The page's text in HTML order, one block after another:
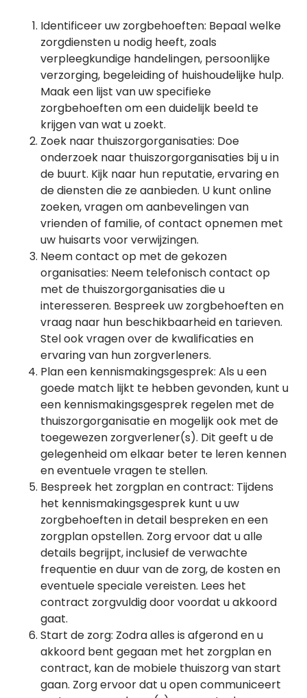
Identificeer uw zorgbehoeften: Bepaal welke
zorgdiensten u nodig heeft, zoals
verpleegkundige handelingen, persoonlijke
verzorging, begeleiding of huishoudelijke hulp.
Maak een lijst van uw specifieke
zorgbehoeften om een duidelijk beeld te
krijgen van wat u zoekt.
Zoek naar thuiszorgorganisaties: Doe
onderzoek naar thuiszorgorganisaties bij u in
de buurt. Kijk naar hun reputatie, ervaring en
de diensten die ze aanbieden. U kunt online
zoeken, vragen om aanbevelingen van
vrienden of familie, of contact opnemen met
uw huisarts voor verwijzingen.
Neem contact op met de gekozen
organisaties: Neem telefonisch contact op
met de thuiszorgorganisaties die u
interesseren. Bespreek uw zorgbehoeften en
vraag naar hun beschikbaarheid en tarieven.
Stel ook vragen over de kwalificaties en
ervaring van hun zorgverleners.
Plan een kennismakingsgesprek: Als u een
goede match lijkt te hebben gevonden, kunt u
een kennismakingsgesprek regelen met de
thuiszorgorganisatie en mogelijk ook met de
toegewezen zorgverlener(s). Dit geeft u de
gelegenheid om elkaar beter te leren kennen
en eventuele vragen te stellen.
Bespreek het zorgplan en contract: Tijdens
het kennismakingsgesprek kunt u uw
zorgbehoeften in detail bespreken en een
zorgplan opstellen. Zorg ervoor dat u alle
details begrijpt, inclusief de verwachte
frequentie en duur van de zorg, de kosten en
eventuele speciale vereisten. Lees het
contract zorgvuldig door voordat u akkoord
gaat.
Start de zorg: Zodra alles is afgerond en u
akkoord bent gegaan met het zorgplan en
contract, kan de mobiele thuiszorg van start
gaan. Zorg ervoor dat u open communiceert